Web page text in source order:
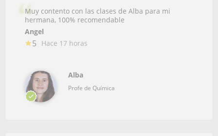
Muy contento con las clases de Alba para mi
hermana, 100% recomendable
Angel
5 Hace 17 horas
Alba
Profe de Química